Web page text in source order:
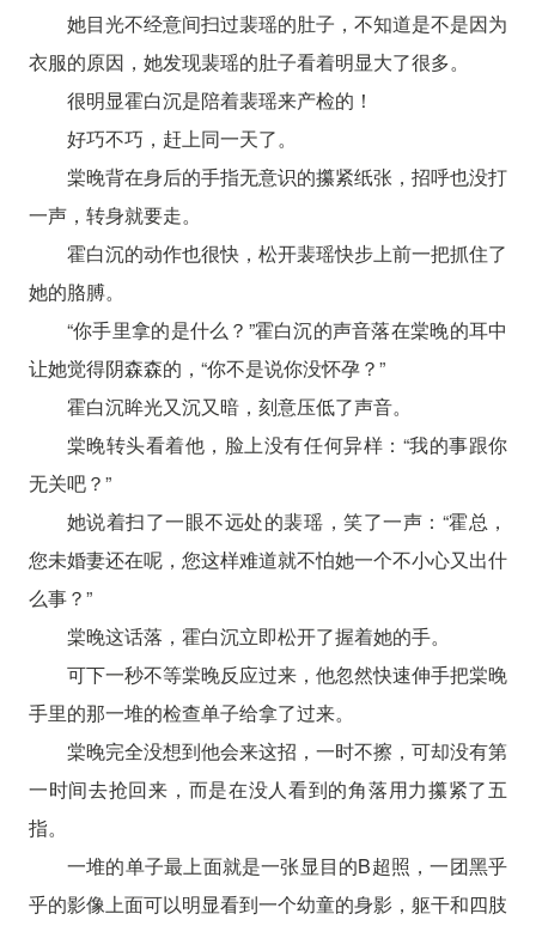
她目光不经意间扫过裴瑶的肚子，不知道是不是因为
衣服的原因，她发现裴瑶的肚子看着明显大了很多。
很明显霍白沉是陪着裴瑶来产检的！
好巧不巧，赶上同一天了。
棠晚背在身后的手指无意识的攥紧纸张，招呼也没打
一声，转身就要走。
霍白沉的动作也很快，松开裴瑶快步上前一把抓住了
她的胳膊。
“你手里拿的是什么？”霍白沉的声音落在棠晚的耳中
让她觉得阴森森的，“你不是说你没怀孕？”
霍白沉眸光又沉又暗，刻意压低了声音。
棠晚转头看着他，脸上没有任何异样：“我的事跟你
无关吧？”
她说着扫了一眼不远处的裴瑶，笑了一声：“霍总，
您未婚妻还在呢，您这样难道就不怕她一个不小心又出什
么事？”
棠晚这话落，霍白沉立即松开了握着她的手。
可下一秒不等棠晚反应过来，他忽然快速伸手把棠晚
手里的那一堆的检查单子给拿了过来。
棠晚完全没想到他会来这招，一时不擦，可却没有第
一时间去抢回来，而是在没人看到的角落用力攥紧了五
指。
一堆的单子最上面就是一张显目的B超照，一团黑乎
乎的影像上面可以明显看到一个幼童的身影，躯干和四肢